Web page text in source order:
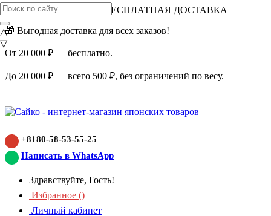
ВНИМАНИЕ АКЦИЯ!
БЕСПЛАТНАЯ ДОСТАВКА
🎁 Выгодная доставка для всех заказов!
От 20 000 ₽ — бесплатно.
До 20 000 ₽ — всего 500 ₽, без ограничений по весу.
+8180-58-53-55-25
Написать в WhatsApp
Здравствуйте, Гость!
Избранное ()
Личный кабинет
△
▽